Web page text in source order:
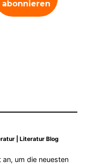
| Literatur Blog
um die neuesten